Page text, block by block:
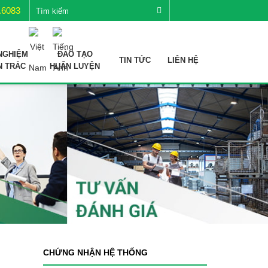
TRẮC
ĐÀO TẠO
HUẤN LUYỆN
TIN TỨC LIÊN HỆ
CHỨNG NHẬN HỆ THỐNG